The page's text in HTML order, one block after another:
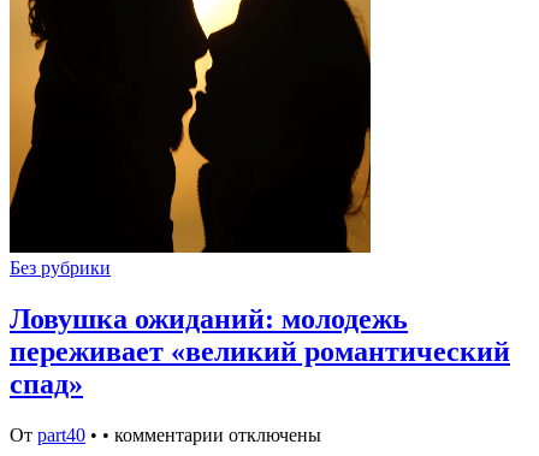
Без рубрики
Ловушка ожиданий: молодежь
переживает «великий романтический
спад»
От part40 • • комментарии отключены